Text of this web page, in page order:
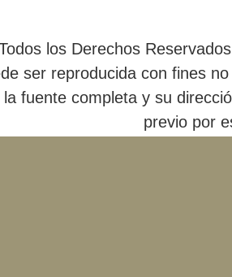
los Derechos
ser reproducida con fines
la fuente completa y su
previo por